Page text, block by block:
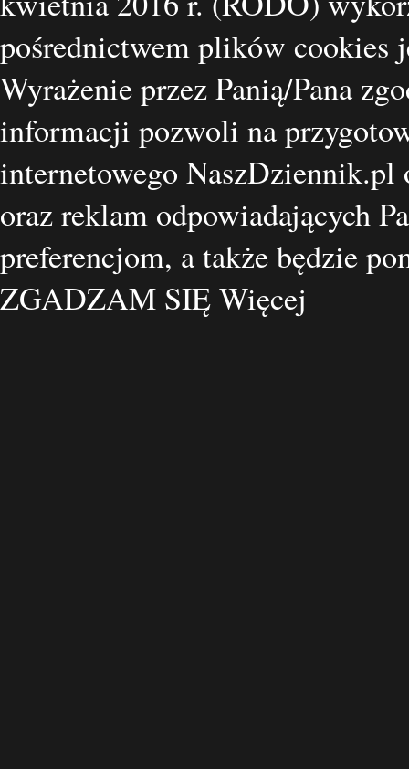
pośrednictwem plików cookies
Wyrażenie przez Panią/Pana
informacji pozwoli na
internetowego NaszDziennik.pl
oraz reklam odpowiadających
preferencjom, a także będzie
ZGADZAM SIĘWięcej